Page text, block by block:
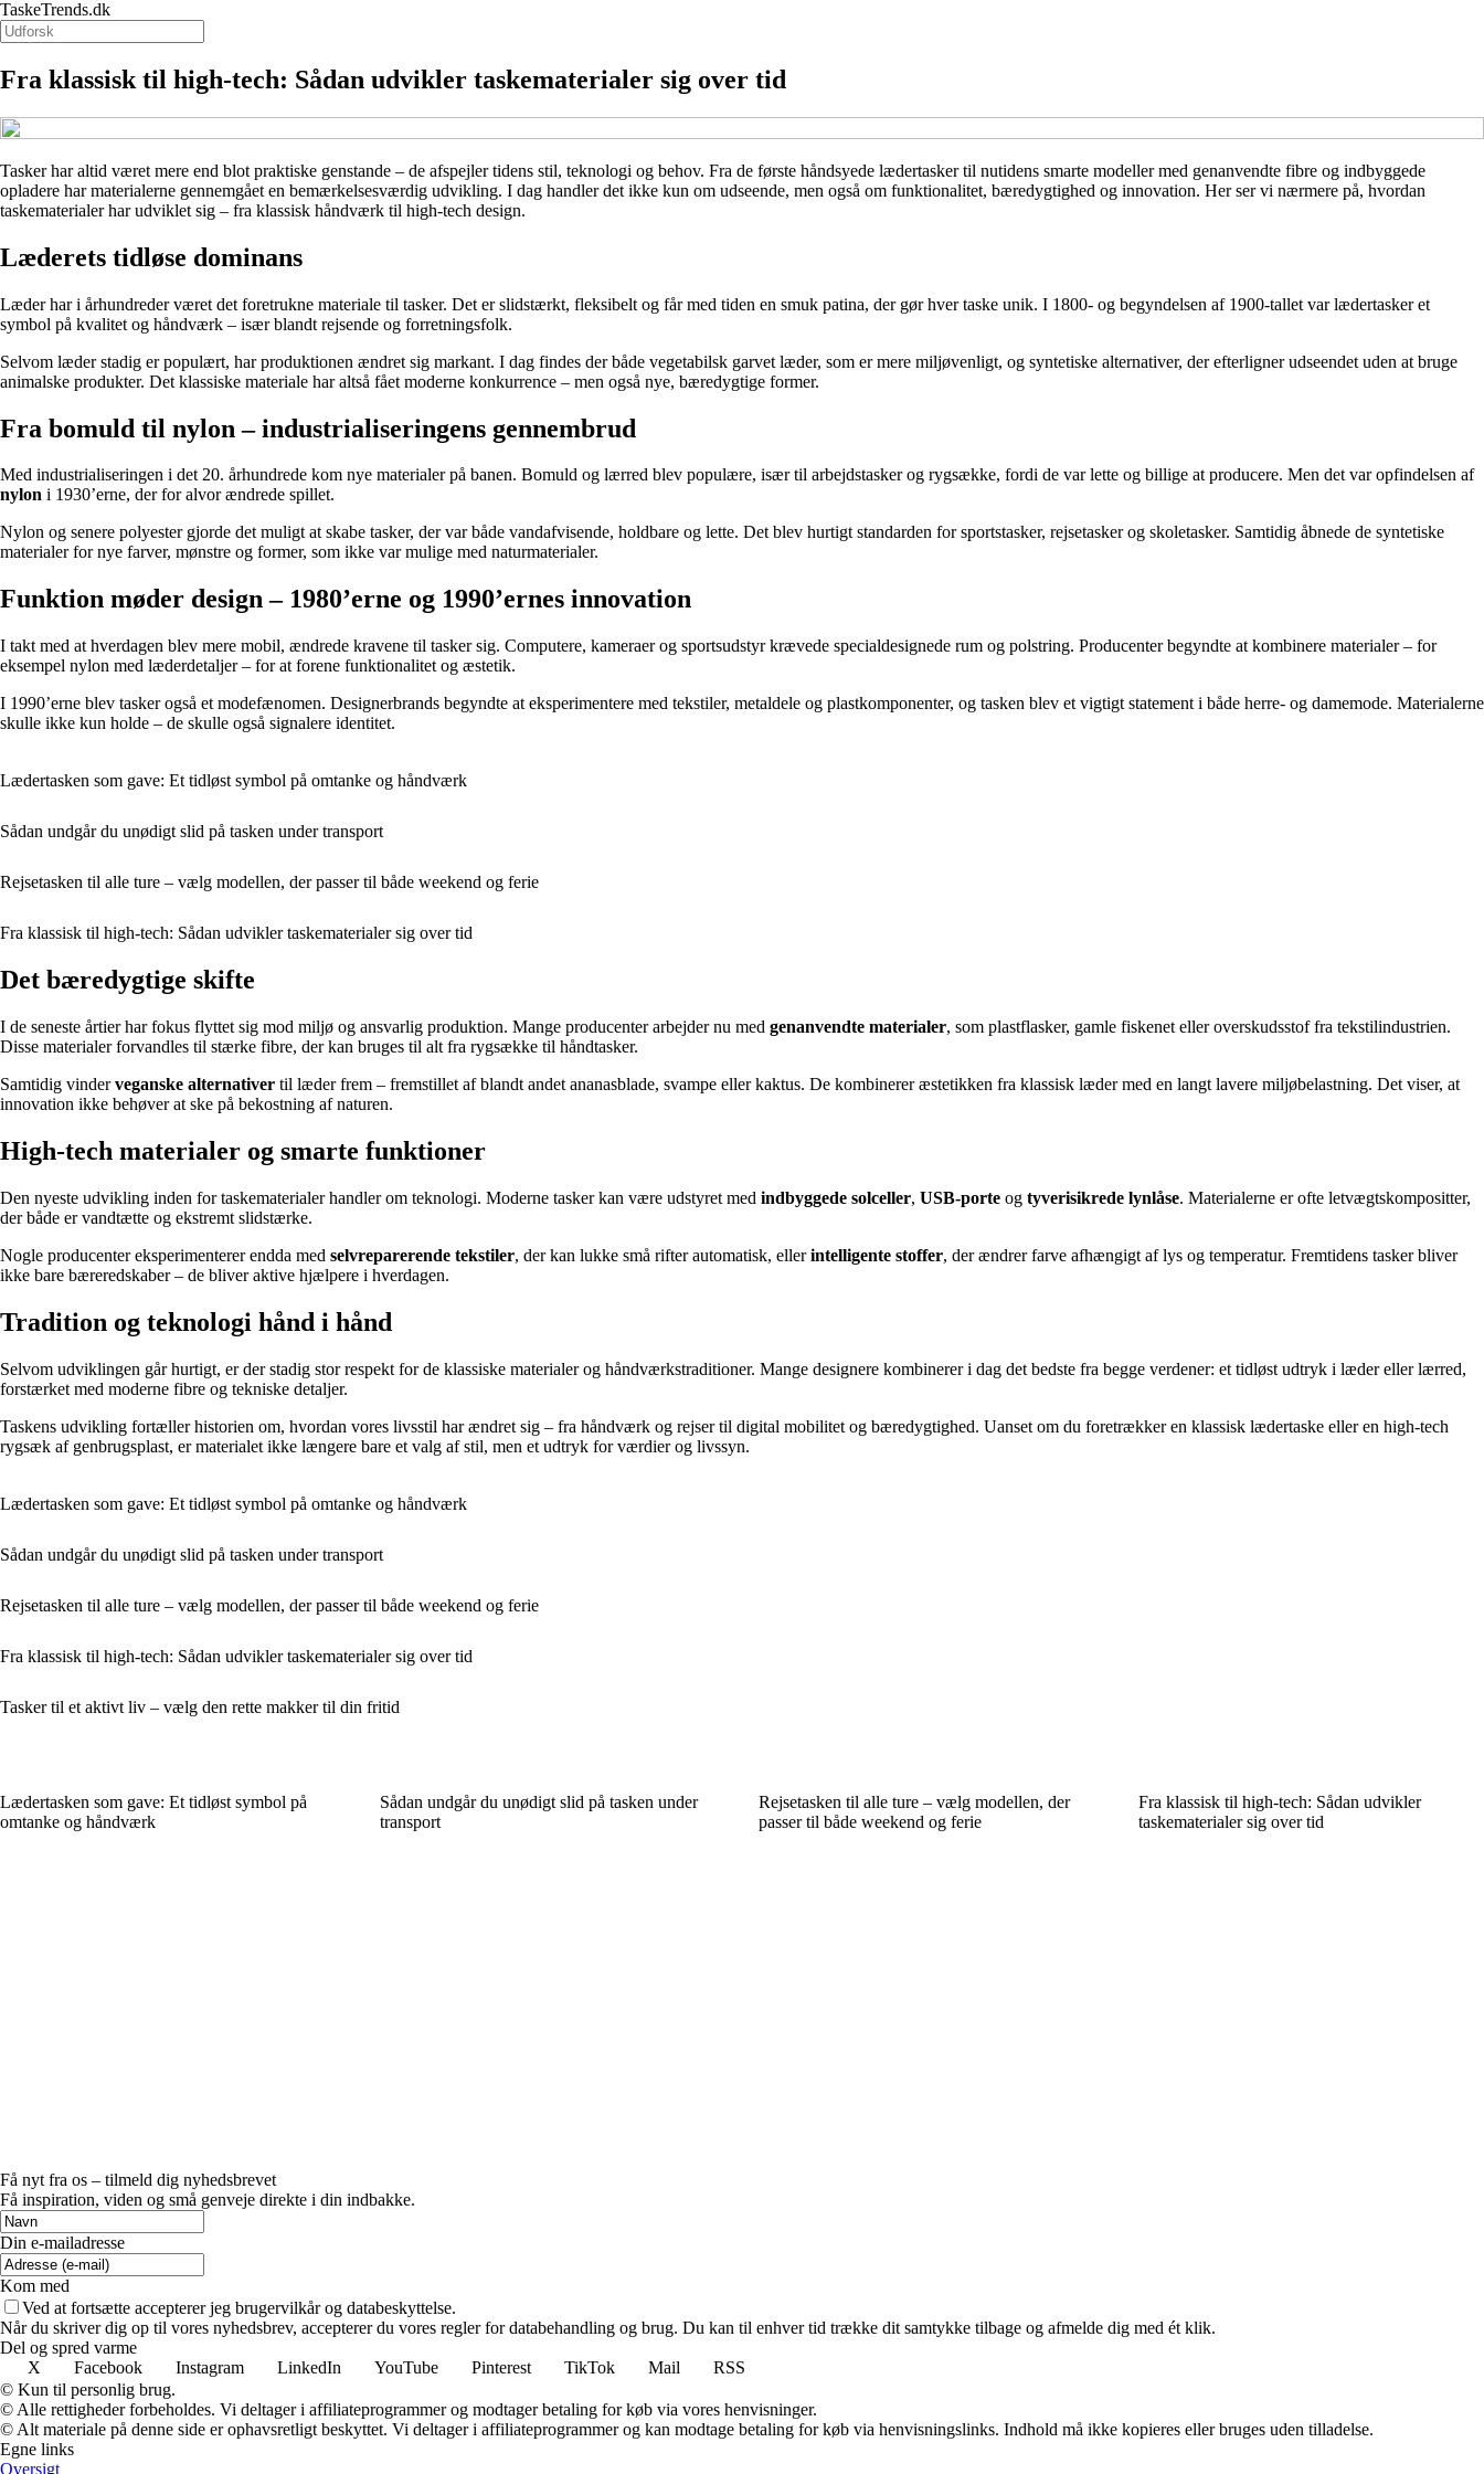
TaskeTrends.dk
Fra klassisk til high-tech: Sådan udvikler taskematerialer sig over tid
Tasker har altid været mere end blot praktiske genstande – de afspejler tidens stil, teknologi og behov. Fra de første håndsyede lædertasker til nutidens smarte modeller med genanvendte fibre og indbyggede
opladere har materialerne gennemgået en bemærkelsesværdig udvikling. I dag handler det ikke kun om udseende, men også om funktionalitet, bæredygtighed og innovation. Her ser vi nærmere på, hvordan
taskematerialer har udviklet sig – fra klassisk håndværk til high-tech design.
Læderets tidløse dominans
Læder har i århundreder været det foretrukne materiale til tasker. Det er slidstærkt, fleksibelt og får med tiden en smuk patina, der gør hver taske unik. I 1800- og begyndelsen af 1900-tallet var lædertasker et
symbol på kvalitet og håndværk – især blandt rejsende og forretningsfolk.
Selvom læder stadig er populært, har produktionen ændret sig markant. I dag findes der både vegetabilsk garvet læder, som er mere miljøvenligt, og syntetiske alternativer, der efterligner udseendet uden at bruge
animalske produkter. Det klassiske materiale har altså fået moderne konkurrence – men også nye, bæredygtige former.
Fra bomuld til nylon – industrialiseringens gennembrud
Med industrialiseringen i det 20. århundrede kom nye materialer på banen. Bomuld og lærred blev populære, især til arbejdstasker og rygsække, fordi de var lette og billige at producere. Men det var opfindelsen af
nylon i 1930’erne, der for alvor ændrede spillet.
Nylon og senere polyester gjorde det muligt at skabe tasker, der var både vandafvisende, holdbare og lette. Det blev hurtigt standarden for sportstasker, rejsetasker og skoletasker. Samtidig åbnede de syntetiske
materialer for nye farver, mønstre og former, som ikke var mulige med naturmaterialer.
Funktion møder design – 1980’erne og 1990’ernes innovation
I takt med at hverdagen blev mere mobil, ændrede kravene til tasker sig. Computere, kameraer og sportsudstyr krævede specialdesignede rum og polstring. Producenter begyndte at kombinere materialer – for
eksempel nylon med læderdetaljer – for at forene funktionalitet og æstetik.
I 1990’erne blev tasker også et modefænomen. Designerbrands begyndte at eksperimentere med tekstiler, metaldele og plastkomponenter, og tasken blev et vigtigt statement i både herre- og damemode. Materialerne
skulle ikke kun holde – de skulle også signalere identitet.
Lædertasken som gave: Et tidløst symbol på omtanke og håndværk
Sådan undgår du unødigt slid på tasken under transport
Rejsetasken til alle ture – vælg modellen, der passer til både weekend og ferie
Fra klassisk til high-tech: Sådan udvikler taskematerialer sig over tid
Det bæredygtige skifte
I de seneste årtier har fokus flyttet sig mod miljø og ansvarlig produktion. Mange producenter arbejder nu med genanvendte materialer, som plastflasker, gamle fiskenet eller overskudsstof fra tekstilindustrien.
Disse materialer forvandles til stærke fibre, der kan bruges til alt fra rygsække til håndtasker.
Samtidig vinderveganske alternativer til læder frem – fremstillet af blandt andet ananasblade, svampe eller kaktus. De kombinerer æstetikken fra klassisk læder med en langt lavere miljøbelastning. Det viser, at
innovation ikke behøver at ske på bekostning af naturen.
High-tech materialer og smarte funktioner
Den nyeste udvikling inden for taskematerialer handler om teknologi. Moderne tasker kan være udstyret med indbyggede solceller, USB-porte og tyverisikrede lynlåse. Materialerne er ofte letvægtskompositter,
der både er vandtætte og ekstremt slidstærke.
Nogle producenter eksperimenterer endda med selvreparerende tekstiler, der kan lukke små rifter automatisk, ellerintelligente stoffer, der ændrer farve afhængigt af lys og temperatur. Fremtidens tasker bliver
ikke bare bæreredskaber – de bliver aktive hjælpere i hverdagen.
Tradition og teknologi hånd i hånd
Selvom udviklingen går hurtigt, er der stadig stor respekt for de klassiske materialer og håndværkstraditioner. Mange designere kombinerer i dag det bedste fra begge verdener: et tidløst udtryk i læder eller lærred,
forstærket med moderne fibre og tekniske detaljer.
Taskens udvikling fortæller historien om, hvordan vores livsstil har ændret sig – fra håndværk og rejser til digital mobilitet og bæredygtighed. Uanset om du foretrækker en klassisk lædertaske eller en high-tech
rygsæk af genbrugsplast, er materialet ikke længere bare et valg af stil, men et udtryk for værdier og livssyn.
Lædertasken som gave: Et tidløst symbol på omtanke og håndværk
Sådan undgår du unødigt slid på tasken under transport
Rejsetasken til alle ture – vælg modellen, der passer til både weekend og ferie
Fra klassisk til high-tech: Sådan udvikler taskematerialer sig over tid
Tasker til et aktivt liv – vælg den rette makker til din fritid
Lædertasken som gave: Et tidløst symbol på
omtanke og håndværk
Sådan undgår du unødigt slid på tasken under
transport
Rejsetasken til alle ture – vælg modellen, der
passer til både weekend og ferie
Fra klassisk til high-tech: Sådan udvikler
taskematerialer sig over tid
Få nyt fra os – tilmeld dig nyhedsbrevet
Få inspiration, viden og små genveje direkte i din indbakke.
Din e-mailadresse
Kom med
Ved at fortsætte accepterer jeg brugervilkår og databeskyttelse.
Når du skriver dig op til vores nyhedsbrev, accepterer du vores regler for databehandling og brug. Du kan til enhver tid trække dit samtykke tilbage og afmelde dig med ét klik.
Del og spred varme
X
Facebook Instagram LinkedIn YouTube Pinterest TikTok Mail
RSS
© Kun til personlig brug.
© Alle rettigheder forbeholdes. Vi deltager i affiliateprogrammer og modtager betaling for køb via vores henvisninger.
© Alt materiale på denne side er ophavsretligt beskyttet. Vi deltager i affiliateprogrammer og kan modtage betaling for køb via henvisningslinks. Indhold må ikke kopieres eller bruges uden tilladelse.
Egne links
Oversigt